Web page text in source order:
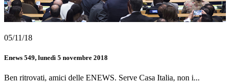
05/11/18
Enews 549, lunedì 5 novembre 2018
Ben ritrovati, amici delle ENEWS. Serve Casa Italia, non i...